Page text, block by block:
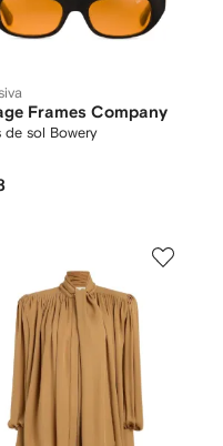
Frames Company
de sol Bowery